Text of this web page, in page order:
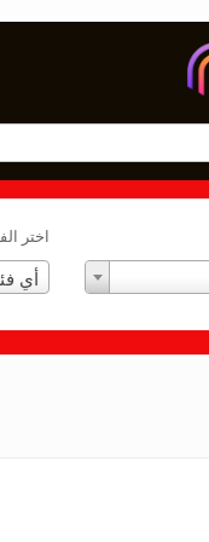
اختر
أي